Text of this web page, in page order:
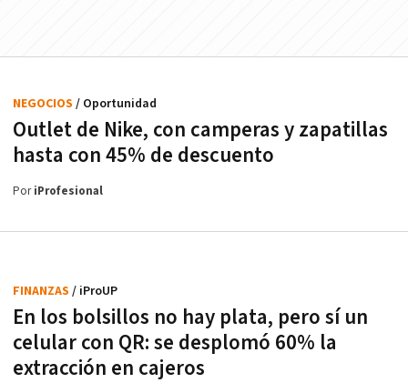
Outlet de Nike, con camperas y zapatillas
hasta con 45% de descuento
NEGOCIOS / Oportunidad
PoriProfesional
En los bolsillos no hay plata, pero sí un
celular con QR: se desplomó 60% la
extracción en cajeros
FINANZAS / iProUP